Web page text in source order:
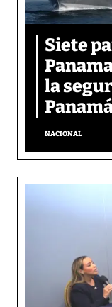
Siete
la
NACIONAL